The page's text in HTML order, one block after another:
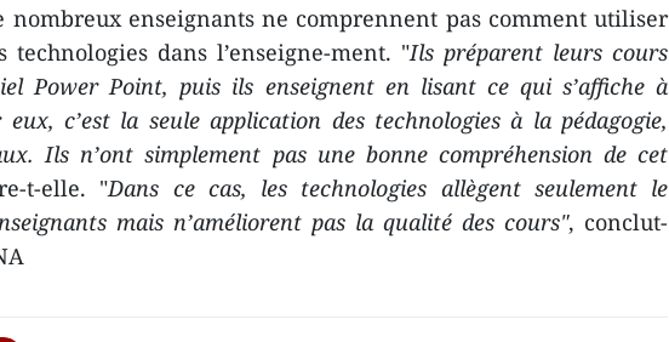
nombreux enseignants ne comprennent pas comment utiliser
technologies dans l’enseigne-ment. "Ils préparent leurs cours
Power Point, puis ils enseignent en lisant ce qui s’affiche à
eux, c’est la seule application des technologies à la pédagogie,
Ils n’ont simplement pas une bonne compréhension de cet
t-elle. "Dans ce cas, les technologies allègent seulement le
mais n’améliorent pas la qualité des cours", conclut-